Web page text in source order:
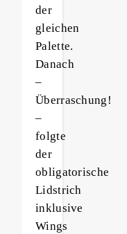
der
gleichen
Palette.
Danach
–
Überraschung!
–
folgte
der
obligatorische
Lidstrich
inklusive
Wings